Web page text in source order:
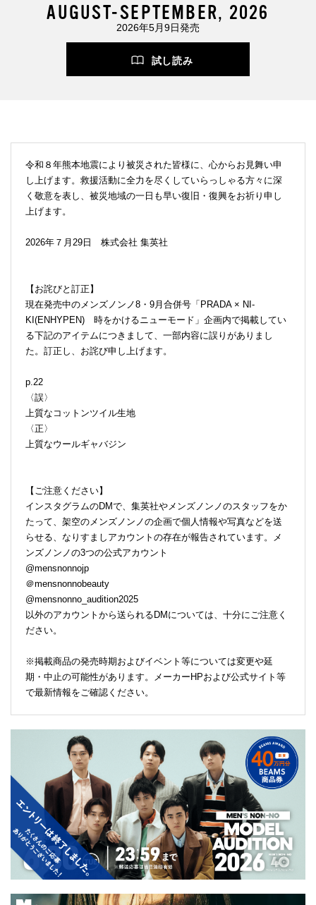
AUGUST-SEPTEMBER, 2026
2026年5月9日発売
試し読み
令和８年熊本地震により被災された皆様に、心からお見舞い申
し上げます。救援活動に全力を尽くしていらっしゃる方々に深
く敬意を表し、被災地域の一日も早い復旧・復興をお祈り申し
上げます。
2026年７月29日 株式会社 集英社
【お詫びと訂正】
現在発売中のメンズノンノ8・9月合併号「PRADA × NI-
KI(ENHYPEN) 時をかけるニューモード」企画内で掲載してい
る下記のアイテムにつきまして、一部内容に誤りがありまし
た。訂正し、お詫び申し上げます。
p.22
〈誤〉
上質なコットンツイル生地
〈正〉
上質なウールギャバジン
【ご注意ください】
インスタグラムのDMで、集英社やメンズノンノのスタッフをか
たって、架空のメンズノンノの企画で個人情報や写真などを送
らせる、なりすましアカウントの存在が報告されています。メ
ンズノンノの3つの公式アカウント
@mensnonnojp
＠mensnonnobeauty
@mensnonno_audition2025
以外のアカウントから送られるDMについては、十分にご注意く
ださい。
※掲載商品の発売時期およびイベント等については変更や延
期・中止の可能性があります。メーカーHPおよび公式サイト等
で最新情報をご確認ください。